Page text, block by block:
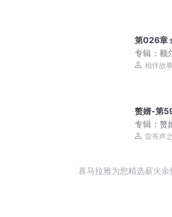
第026章
专辑： 额
国版百年
相伴故事
赘婿-第
专辑： 赘
杜炎喆领
雷哥声
喜马拉雅为您精选薪火